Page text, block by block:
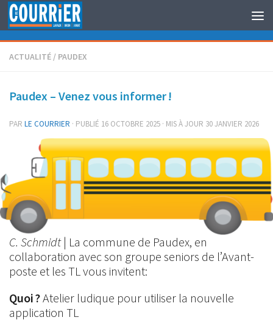
Au dessous du contenu
ACTUALITÉ / PAUDEX
Paudex – Venez vous informer !
PAR LE COURRIER · PUBLIÉ 16 OCTOBRE 2025 · MIS À JOUR 30 JANVIER 2026
C. Schmidt| La commune de Paudex, en
collaboration avec son groupe seniors de l’Avant-
poste et les TL vous invitent:
Quoi ?Atelier ludique pour utiliser la nouvelle
application TL